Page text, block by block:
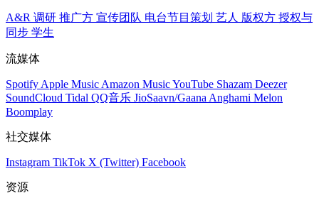
A&R 调研 推广方 宣传团队 电台节目策划 艺人 版权方 授权与
同步 学生
流媒体
Spotify Apple Music Amazon MusicYouTube Shazam Deezer
SoundCloud Tidal QQ音乐 JioSaavn/Gaana Anghami Melon
Boomplay
社交媒体
Instagram TikTok X (Twitter) Facebook
资源